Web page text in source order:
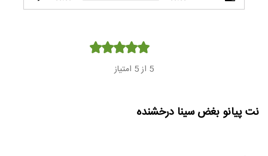
Player
5 از 5 امتیاز
نت پیانو بغض سینا درخشنده